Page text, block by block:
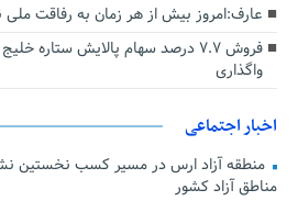
عارف:امروز بیش از هر زمان به رفاقت ملی
فروش ۷.۷ درصد سهام پالایش ستاره
واگذاری
اخبار اجتماعی
منطقه آزاد ارس در مسیر کسب نخستین
مناطق آزاد کشور